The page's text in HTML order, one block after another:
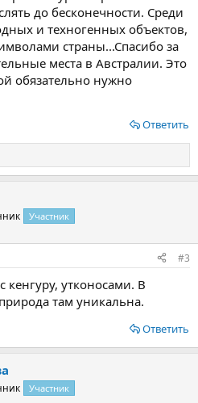
до бесконечности. Среди
и техногенных объектов,
страны...Спасибо за
места в Австралии. Это
обязательно нужно
Ответить
Участник
#3
кенгуру, утконосами. В
там уникальна.
Ответить
Участник